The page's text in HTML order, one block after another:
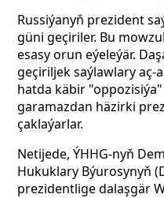
Russiýanyň prezident
güni geçiriler. Bu
esasy orun eýeleýär.
geçiriljek saýlawlary aç-
hatda käbir
garamazdan häzirki
çaklaýarlar.
Netijede, ÝHHG-nyň
Hukuklary Býurosynyň
prezidentlige dalaşgär